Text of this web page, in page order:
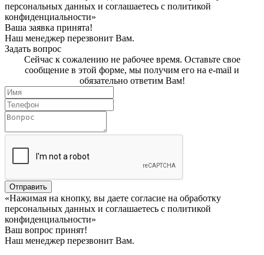
персональных данных и соглашаетесь c политикой
конфиденциальности»
Ваша заявка принята!
Наш менеджер перезвонит Вам.
Задать вопрос
Сейчас к сожалению не рабочее время. Оставьте свое
сообщение в этой форме, мы получим его на e-mail и
обязательно ответим Вам!
Отправить
«Нажимая на кнопку, вы даете согласие на обработку
персональных данных и соглашаетесь c политикой
конфиденциальности»
Ваш вопрос принят!
Наш менеджер перезвонит Вам.